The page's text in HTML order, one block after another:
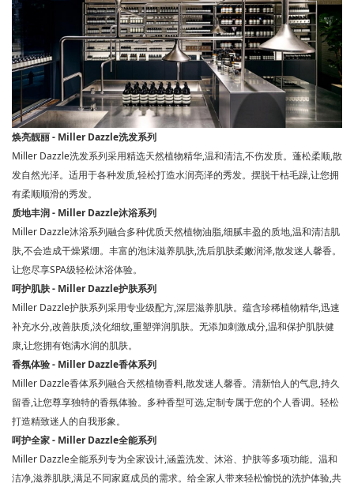
焕亮靓丽 - Miller Dazzle洗发系列
Miller Dazzle洗发系列采用精选天然植物精华,温和清洁,不伤发质。蓬松柔顺,散
发自然光泽。适用于各种发质,轻松打造水润亮泽的秀发。摆脱干枯毛躁,让您拥
有柔顺顺滑的秀发。
质地丰润 - Miller Dazzle沐浴系列
Miller Dazzle沐浴系列融合多种优质天然植物油脂,细腻丰盈的质地,温和清洁肌
肤,不会造成干燥紧绷。丰富的泡沫滋养肌肤,洗后肌肤柔嫩润泽,散发迷人馨香。
让您尽享SPA级轻松沐浴体验。
呵护肌肤 - Miller Dazzle护肤系列
Miller Dazzle护肤系列采用专业级配方,深层滋养肌肤。蕴含珍稀植物精华,迅速
补充水分,改善肤质,淡化细纹,重塑弹润肌肤。无添加刺激成分,温和保护肌肤健
康,让您拥有饱满水润的肌肤。
香氛体验 - Miller Dazzle香体系列
Miller Dazzle香体系列融合天然植物香料,散发迷人馨香。清新怡人的气息,持久
留香,让您尊享独特的香氛体验。多种香型可选,定制专属于您的个人香调。轻松
打造精致迷人的自我形象。
呵护全家 - Miller Dazzle全能系列
Miller Dazzle全能系列专为全家设计,涵盖洗发、沐浴、护肤等多项功能。温和
洁净,滋养肌肤,满足不同家庭成员的需求。给全家人带来轻松愉悦的洗护体验,共